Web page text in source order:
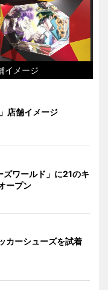
イメージ
店舗イメージ
ズワールド」に21のキ
ープン
カーシューズを試着